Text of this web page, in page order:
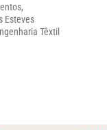
Esteves
Têxtil